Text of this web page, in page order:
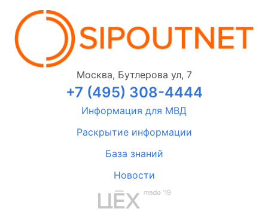
Москва, Бутлерова ул, 7
+7 (495) 308-4444
Информация для МВД
Раскрытие информации
База знаний
Новости